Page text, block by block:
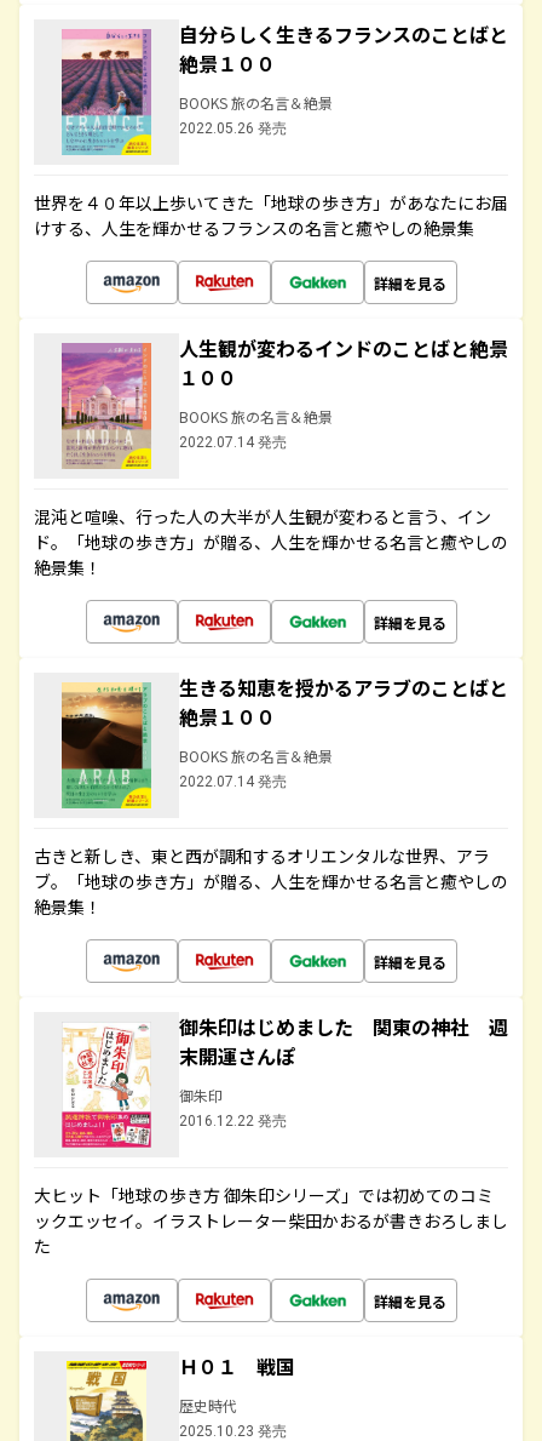
自分らしく生きるフランスのことばと
絶景１００
BOOKS 旅の名言＆絶景
2022.05.26 発売
世界を４０年以上歩いてきた「地球の歩き方」があなたにお届
けする、人生を輝かせるフランスの名言と癒やしの絶景集
詳細を見る
人生観が変わるインドのことばと絶景
１００
BOOKS 旅の名言＆絶景
2022.07.14 発売
混沌と喧噪、行った人の大半が人生観が変わると言う、イン
ド。「地球の歩き方」が贈る、人生を輝かせる名言と癒やしの
絶景集！
詳細を見る
生きる知恵を授かるアラブのことばと
絶景１００
BOOKS 旅の名言＆絶景
2022.07.14 発売
古きと新しき、東と西が調和するオリエンタルな世界、アラ
ブ。「地球の歩き方」が贈る、人生を輝かせる名言と癒やしの
絶景集！
詳細を見る
御朱印はじめました 関東の神社 週
末開運さんぽ
御朱印
2016.12.22 発売
大ヒット「地球の歩き方 御朱印シリーズ」では初めてのコミ
ックエッセイ。イラストレーター柴田かおるが書きおろしまし
た
詳細を見る
Ｈ０１ 戦国
歴史時代
2025.10.23 発売